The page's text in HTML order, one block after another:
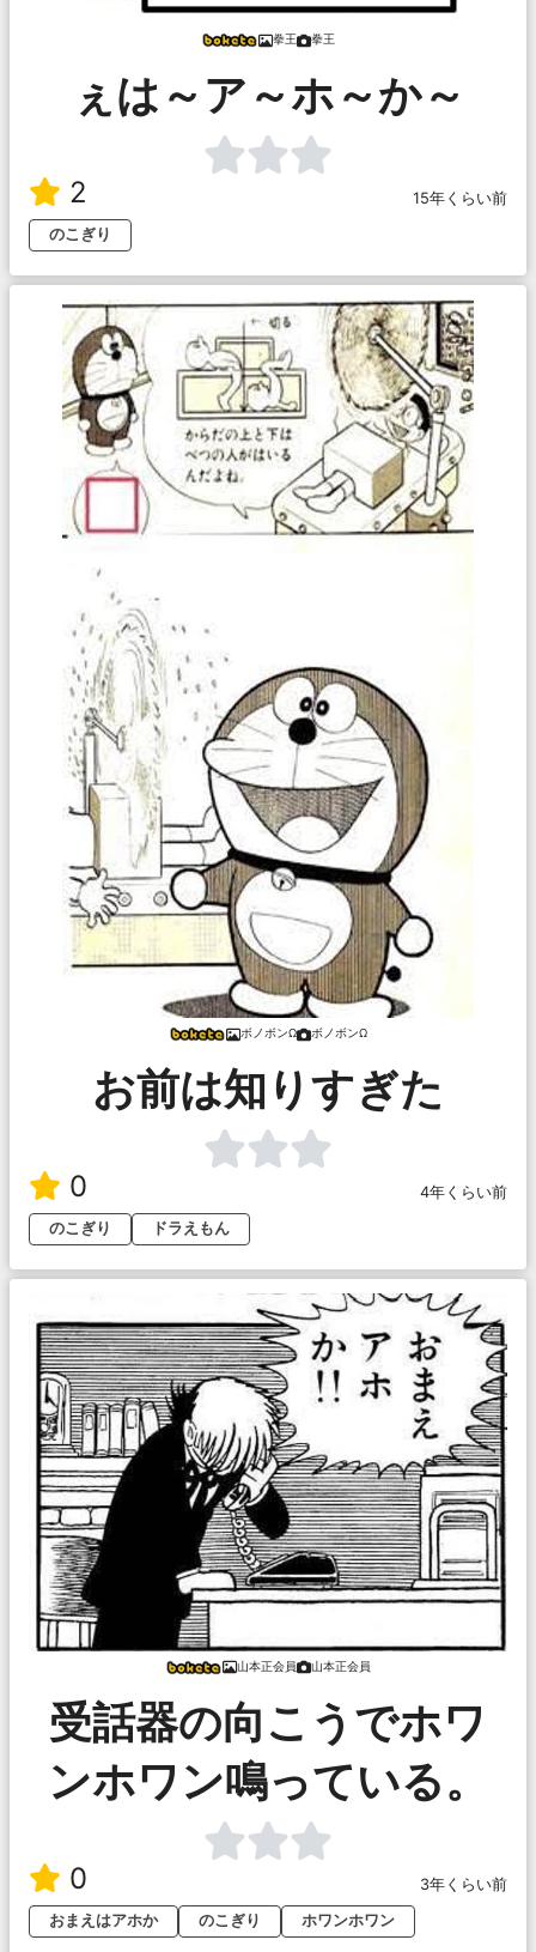
拳王 拳王
ぇは～ア～ホ～か～
2
15年くらい前
のこぎり
ボノボンΩ ボノボンΩ
お前は知りすぎた
0
4年くらい前
のこぎり
ドラえもん
山本正会員 山本正会員
受話器の向こうでホワ
ンホワン鳴っている。
0
3年くらい前
おまえはアホか
のこぎり ホワンホワン